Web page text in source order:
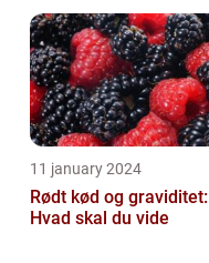
11 january 2024
Rødt kød og graviditet:
Hvad skal du vide